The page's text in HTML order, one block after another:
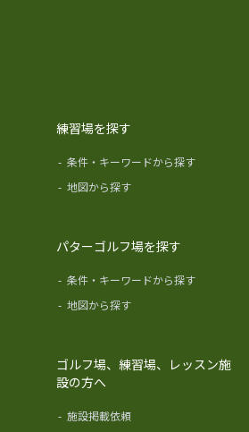
練習場を探す
- 条件・キーワードから探す
- 地図から探す
パターゴルフ場を探す
- 条件・キーワードから探す
- 地図から探す
ゴルフ場、練習場、レッスン施
設の方へ
- 施設掲載依頼